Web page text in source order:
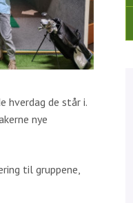
hverdag de står i.
nye
til gruppene,